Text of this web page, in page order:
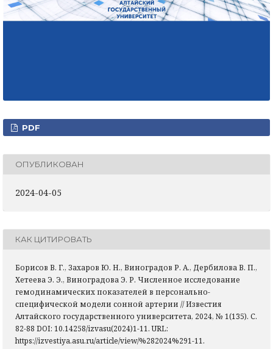
PDF
ОПУБЛИКОВАН
2024-04-05
КАК ЦИТИРОВАТЬ
Борисов В. Г., Захаров Ю. Н., Виноградов Р. А., Дербилова В. П.,
Хетеева Э. Э., Виноградова Э. Р. Численное исследование
гемодинамических показателей в персонально-
специфической модели сонной артерии // Известия
Алтайского государственного университета, 2024, № 1(135). С.
82-88 DOI: 10.14258/izvasu(2024)1-11. URL:
https://izvestiya.asu.ru/article/view/%282024%291-11.